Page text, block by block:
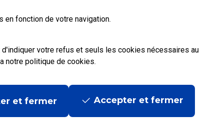
fonction de votre navigation.
votre refus et seuls les cookies nécessaires au
notre politique de cookies.
et fermer Accepter et fermer